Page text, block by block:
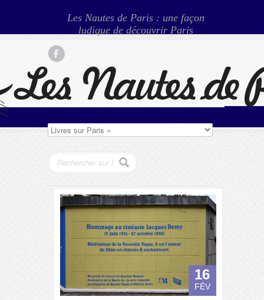
Les Nautes de Paris : une façon
ludique de découvrir Paris
16
FÉV